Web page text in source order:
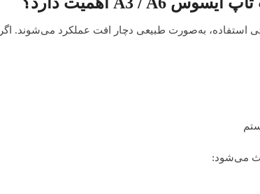
استفاده، به‌صورت طبیعی دچار افت عملکرد می‌شوند. اگر
می‌شود: